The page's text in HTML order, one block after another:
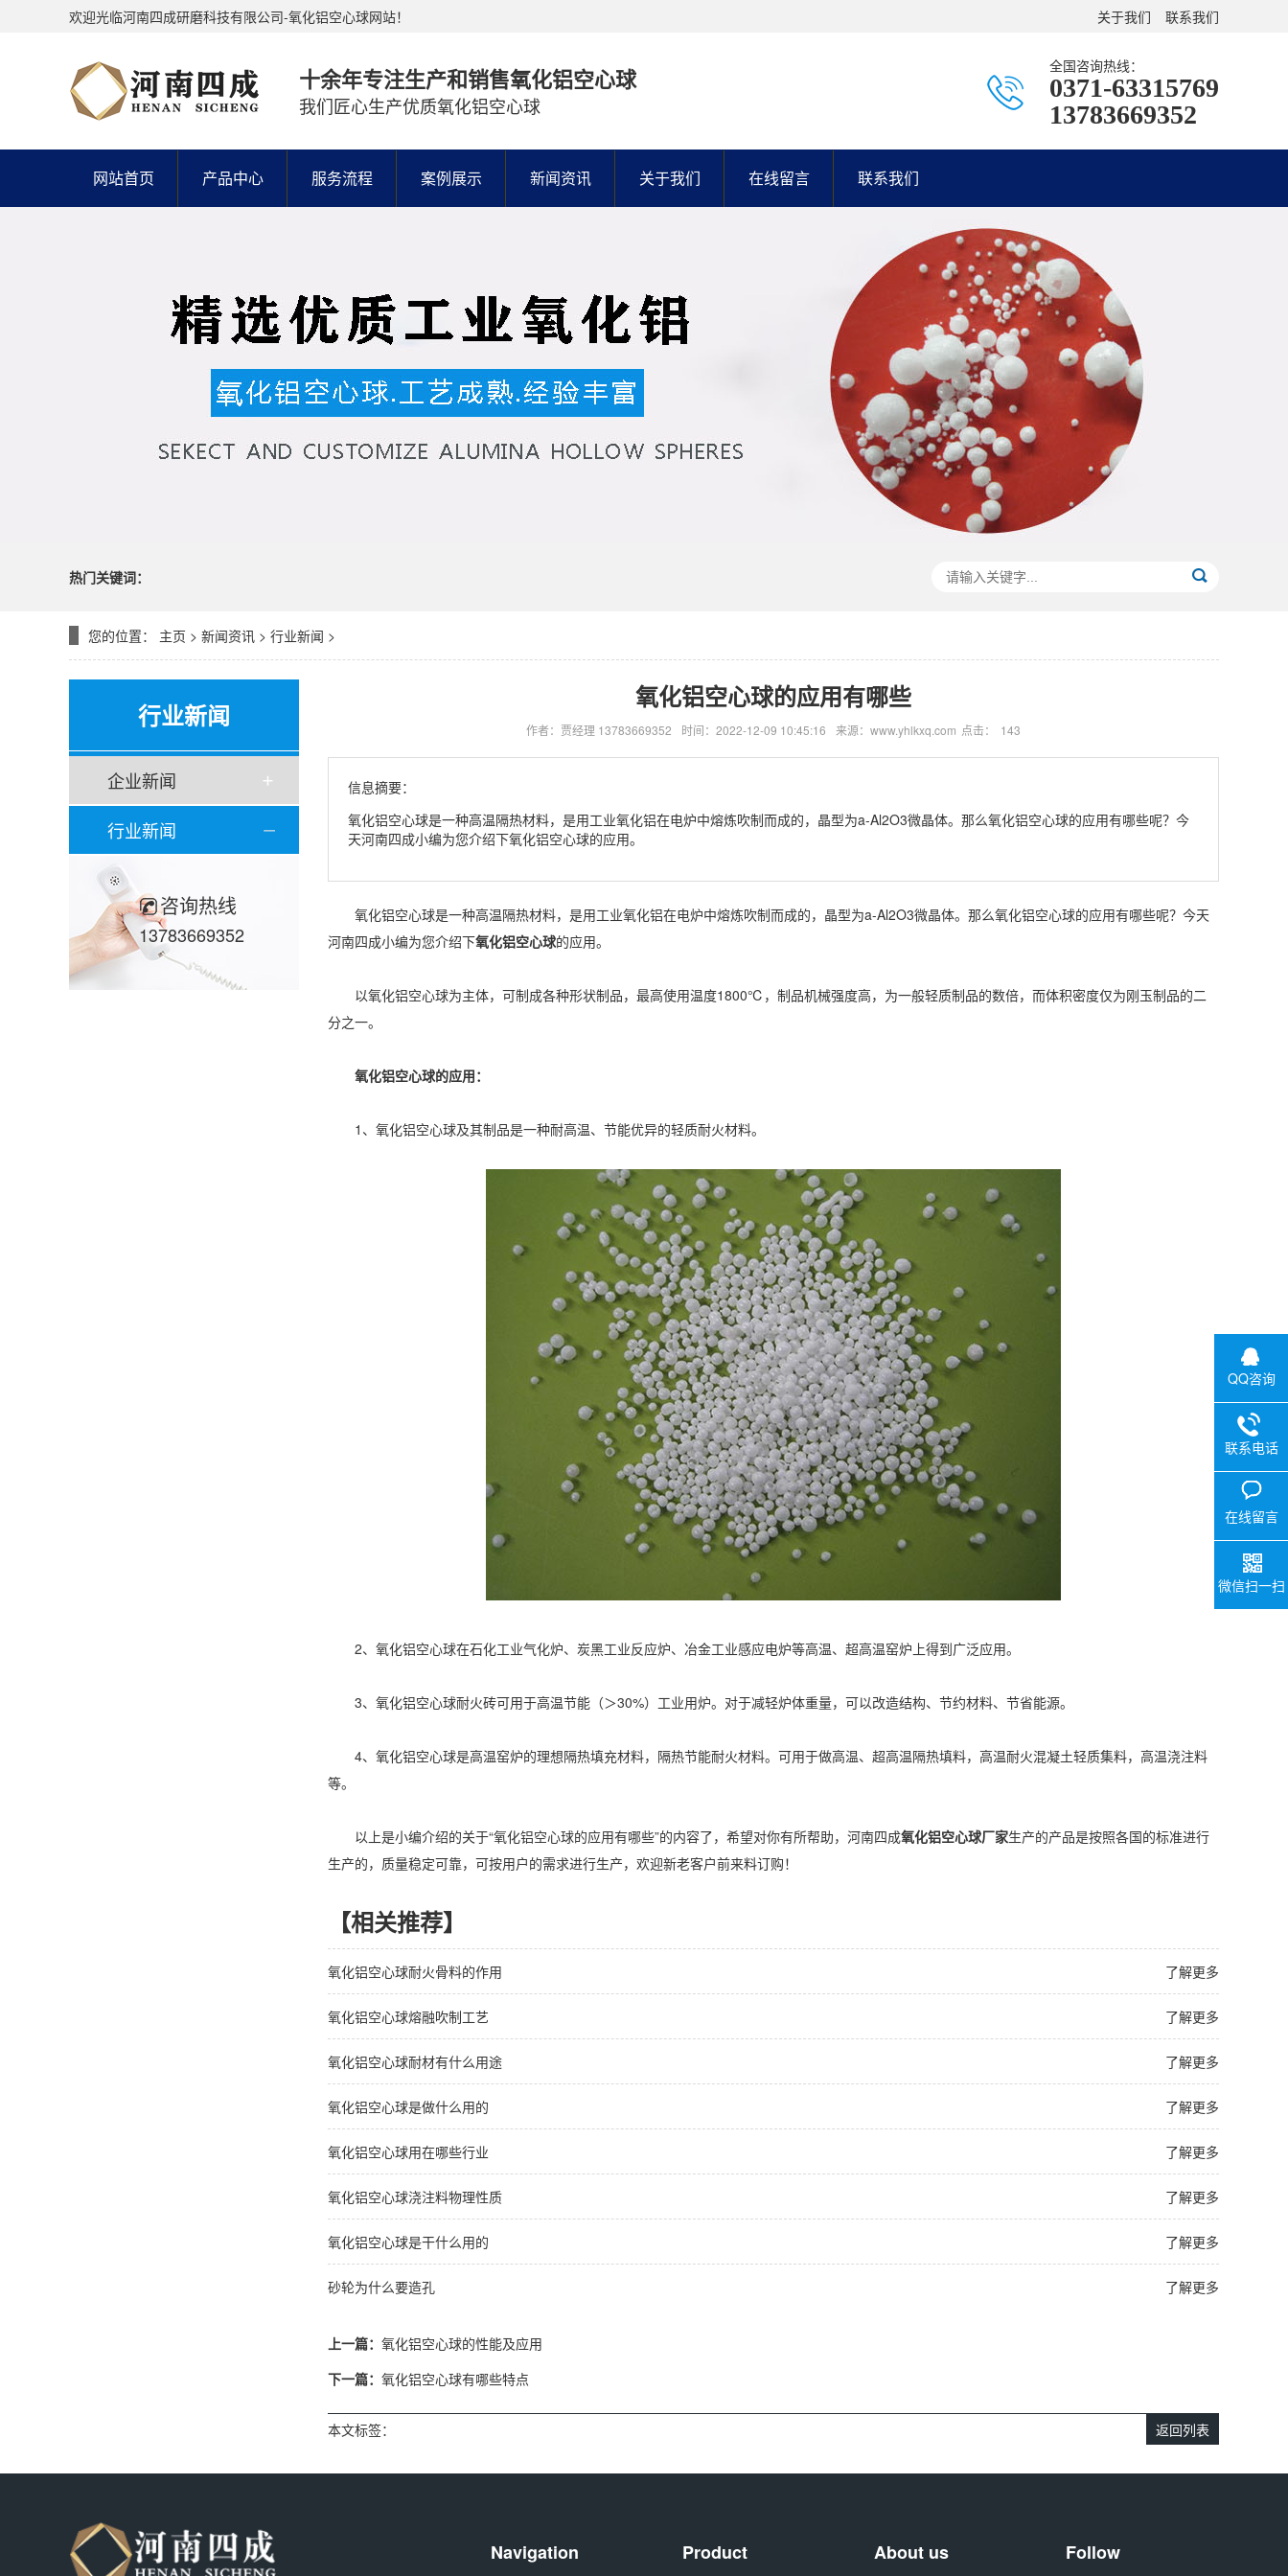
关于我们 联系我们
欢迎光临河南四成研磨科技有限公司-氧化铝空心球网站！
十余年专注生产和销售氧化铝空心球
我们匠心生产优质氧化铝空心球
全国咨询热线：
0371-63315769
13783669352
网站首页 产品中心 服务流程 案例展示 新闻资讯 关于我们 在线留言 联系我们
热门关键词：
您的位置： 主页 > 新闻资讯 > 行业新闻 >
行业新闻
企业新闻
行业新闻
咨询热线
13783669352
氧化铝空心球的应用有哪些
作者：贾经理 13783669352 时间：2022-12-09 10:45:16 来源：www.yhlkxq.com 点击： 143
信息摘要：
氧化铝空心球是一种高温隔热材料，是用工业氧化铝在电炉中熔炼吹制而成的，晶型为a-Al2O3微晶体。那么氧化铝空心球的应用有哪些呢？今
天河南四成小编为您介绍下氧化铝空心球的应用。
氧化铝空心球是一种高温隔热材料，是用工业氧化铝在电炉中熔炼吹制而成的，晶型为a-Al2O3微晶体。那么氧化铝空心球的应用有哪些呢？今天
河南四成小编为您介绍下氧化铝空心球的应用。
以氧化铝空心球为主体，可制成各种形状制品，最高使用温度1800℃，制品机械强度高，为一般轻质制品的数倍，而体积密度仅为刚玉制品的二
分之一。
氧化铝空心球的应用：
1、氧化铝空心球及其制品是一种耐高温、节能优异的轻质耐火材料。
2、氧化铝空心球在石化工业气化炉、炭黑工业反应炉、冶金工业感应电炉等高温、超高温窑炉上得到广泛应用。
3、氧化铝空心球耐火砖可用于高温节能（＞30%）工业用炉。对于减轻炉体重量，可以改造结构、节约材料、节省能源。
4、氧化铝空心球是高温窑炉的理想隔热填充材料，隔热节能耐火材料。可用于做高温、超高温隔热填料，高温耐火混凝土轻质集料，高温浇注料
等。
以上是小编介绍的关于“氧化铝空心球的应用有哪些”的内容了，希望对你有所帮助，河南四成氧化铝空心球厂家生产的产品是按照各国的标准进行
生产的，质量稳定可靠，可按用户的需求进行生产，欢迎新老客户前来料订购！
【相关推荐】
了解更多
氧化铝空心球耐火骨料的作用
了解更多
氧化铝空心球熔融吹制工艺
了解更多
氧化铝空心球耐材有什么用途
了解更多
氧化铝空心球是做什么用的
了解更多
氧化铝空心球用在哪些行业
了解更多
氧化铝空心球浇注料物理性质
了解更多
氧化铝空心球是干什么用的
了解更多
砂轮为什么要造孔
上一篇： 氧化铝空心球的性能及应用
下一篇： 氧化铝空心球有哪些特点
返回列表
本文标签：
Navigation Product About us Follow
QQ咨询
联系电话
在线留言
微信扫一扫